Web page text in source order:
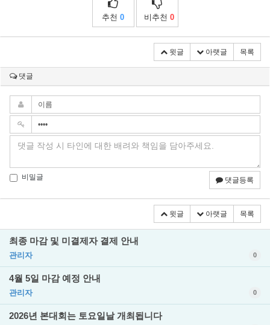
추천 0 비추천 0
윗글 아랫글 목록
댓글
비밀글 댓글등록
윗글 아랫글 목록
최종 마감 및 미결제자 결제 안내
관리자 0
4월 5일 마감 예정 안내
관리자 0
2026년 본대회는 토요일날 개최됩니다